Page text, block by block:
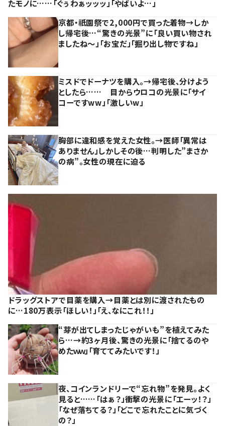
たモノに……「ぐぅわぁッッッ」「やばいよ…」
京都・祇園祭で2,000円で買った着物→しか
し帰宅後…“驚きの光景”に「良い買い物され
ましたね～」「お宝だ」「掘り出し物ですね」
ミスドでドーナツを購入。→帰宅後、分けよう
としたら…… 目からウロコの光景に「サイ
コーですww」「激しいw」
胸部に違和感を覚えた女性。→医師「異常は
ありません」しかしその後…判明した”まさか
の病”。女性の現在に迫る
ドラッグストアで目薬を購入→目薬とは別に渡されたもの
に…180万表示「ほしい！」「え、なにこれ！！」
“芽が出てしまったじゃがいも”を植えてみた
ら…→約3ヶ月後、驚きの光景に「捨てるのや
めたｗｗ」「育ててみたいです！」
夜、コインランドリーで“忘れ物”を発見。よく
見ると……「はぁ？」衝撃の光景に「エーッ！？」
「なぜ落ちてる？」「どこで忘れたことに気づく
の？」